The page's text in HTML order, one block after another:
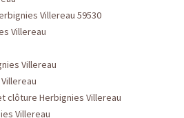
Villereau 59530
Villereau
Villereau
clôture Herbignies Villereau
Villereau